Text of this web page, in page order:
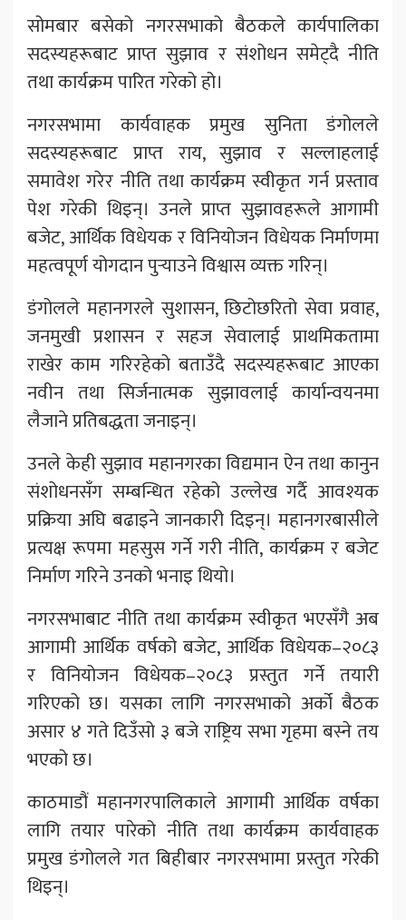
सोमबार बसेको नगरसभाको बैठकले कार्यपालिका
सदस्यहरूबाट प्राप्त सुझाव र संशोधन समेट्दै नीति
तथा कार्यक्रम पारित गरेको हो।
नगरसभामा कार्यवाहक प्रमुख सुनिता डंगोलले
सदस्यहरूबाट प्राप्त राय, सुझाव र सल्लाहलाई
समावेश गरेर नीति तथा कार्यक्रम स्वीकृत गर्न प्रस्ताव
पेश गरेकी थिइन्। उनले प्राप्त सुझावहरूले आगामी
बजेट, आर्थिक विधेयक र विनियोजन विधेयक निर्माणमा
महत्वपूर्ण योगदान पुर्‍याउने विश्वास व्यक्त गरिन्।
डंगोलले महानगरले सुशासन, छिटोछरितो सेवा प्रवाह,
जनमुखी प्रशासन र सहज सेवालाई प्राथमिकतामा
राखेर काम गरिरहेको बताउँदै सदस्यहरूबाट आएका
नवीन तथा सिर्जनात्मक सुझावलाई कार्यान्वयनमा
लैजाने प्रतिबद्धता जनाइन्।
उनले केही सुझाव महानगरका विद्यमान ऐन तथा कानुन
संशोधनसँग सम्बन्धित रहेको उल्लेख गर्दै आवश्यक
प्रक्रिया अघि बढाइने जानकारी दिइन्। महानगरबासीले
प्रत्यक्ष रूपमा महसुस गर्ने गरी नीति, कार्यक्रम र बजेट
निर्माण गरिने उनको भनाइ थियो।
नगरसभाबाट नीति तथा कार्यक्रम स्वीकृत भएसँगै अब
आगामी आर्थिक वर्षको बजेट, आर्थिक विधेयक–२०८३
र विनियोजन विधेयक–२०८३ प्रस्तुत गर्ने तयारी
गरिएको छ। यसका लागि नगरसभाको अर्को बैठक
असार ४ गते दिउँसो ३ बजे राष्ट्रिय सभा गृहमा बस्ने तय
भएको छ।
काठमाडौं महानगरपालिकाले आगामी आर्थिक वर्षका
लागि तयार पारेको नीति तथा कार्यक्रम कार्यवाहक
प्रमुख डंगोलले गत बिहीबार नगरसभामा प्रस्तुत गरेकी
थिइन्।